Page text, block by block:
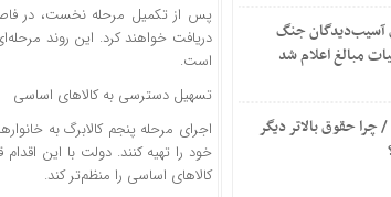
آسیب‌دیدگان جنگ
مبالغ اعلام شد
حقوق بالاتر دیگر
دریافت خواهند کرد. این روند
است.
تسهیل دسترسی به کالاهای اساسی
اجرای مرحله پنجم کالابرگ به
خود را تهیه کنند. دولت با این
کالاهای اساسی را منظم‌تر کند.